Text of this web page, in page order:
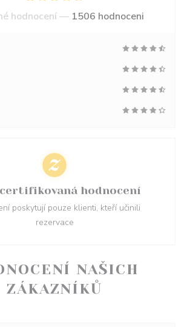
NAŠICH
ZÁKAZNÍKŮ
hodnocení — 1506 hodnoceni
certifikovaná hodnocení
poskytují pouze klienti, kteří učinili
rezervace